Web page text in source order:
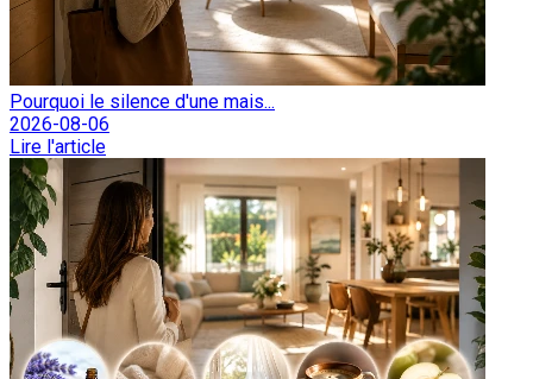
Pourquoi le silence d'une mais...
2026-08-06
Lire l'article